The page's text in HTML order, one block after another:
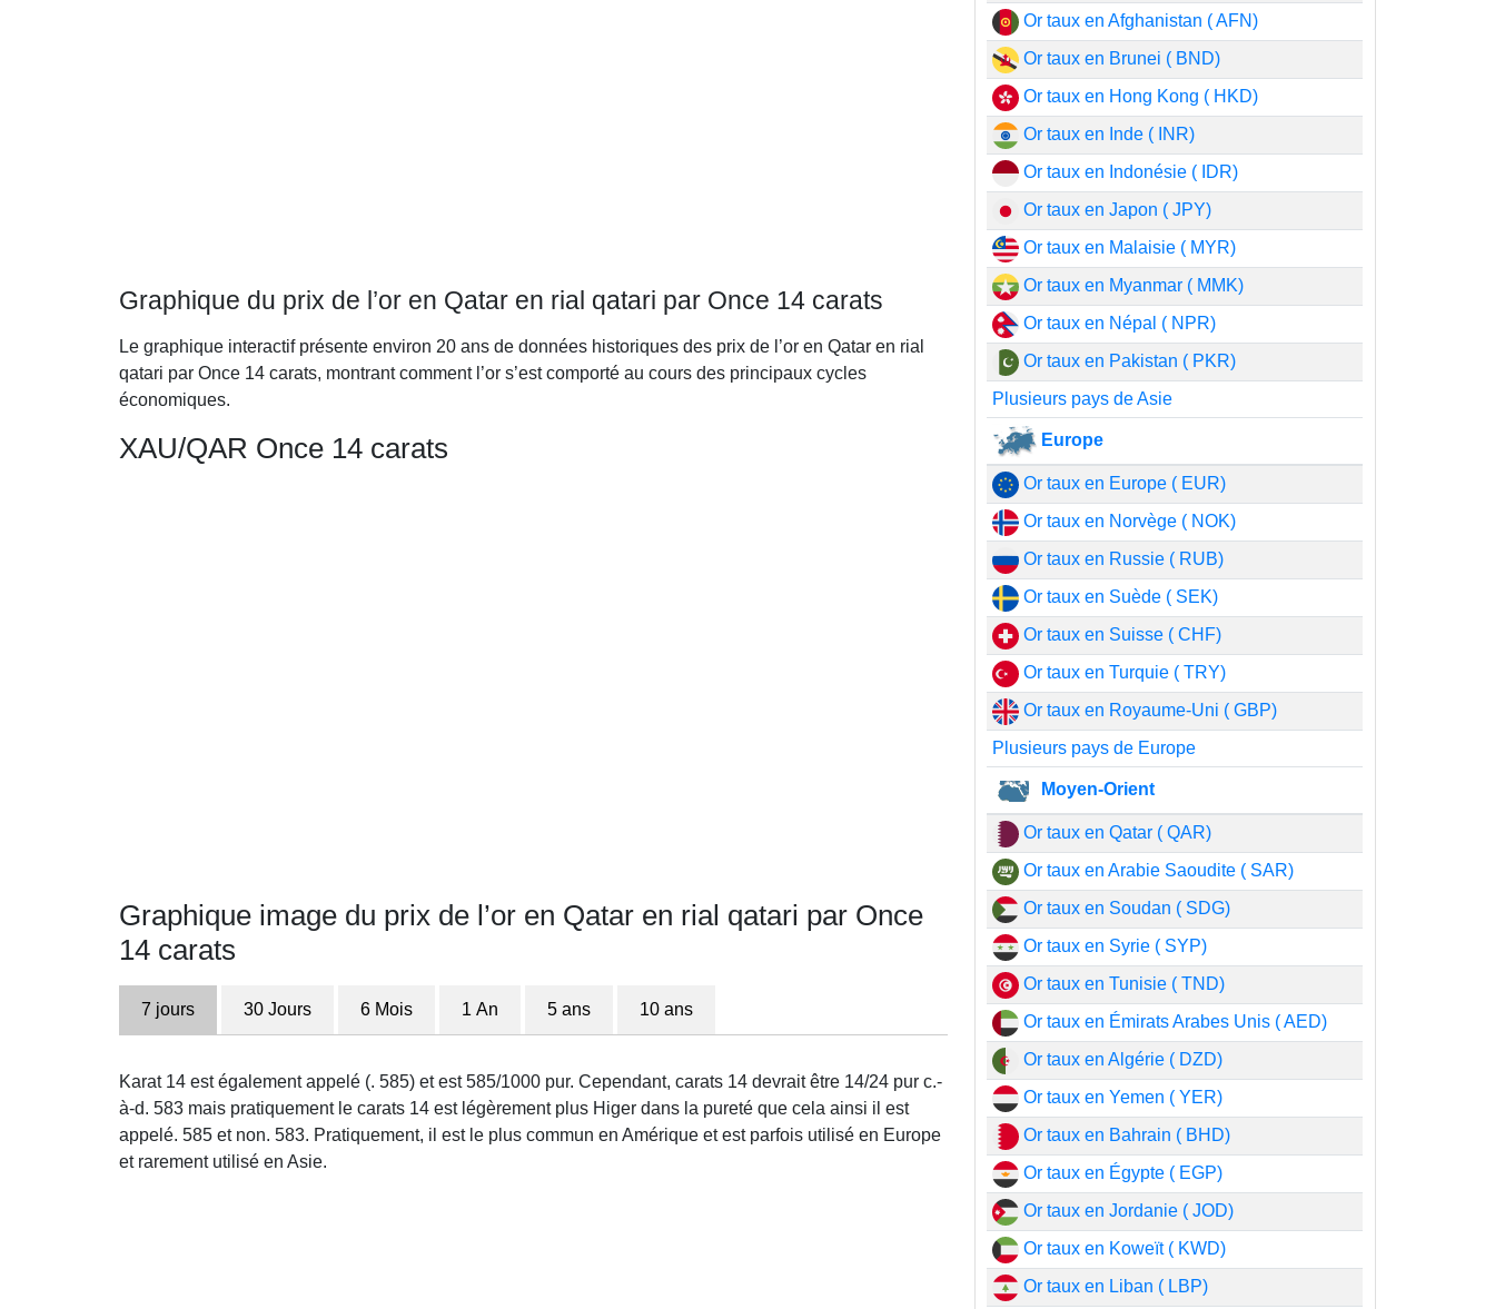
Graphique du prix de l’or en Qatar en rial qatari par Once 14 carats
Le graphique interactif présente environ 20 ans de données historiques des prix de l’or en Qatar en rial
qatari par Once 14 carats, montrant comment l’or s’est comporté au cours des principaux cycles
économiques.
XAU/QAR Once 14 carats
Graphique image du prix de l’or en Qatar en rial qatari par Once
14 carats
7 jours 30 Jours 6 Mois 1 An 5 ans 10 ans
Karat 14 est également appelé (. 585) et est 585/1000 pur. Cependant, carats 14 devrait être 14/24 pur c.-
à-d. 583 mais pratiquement le carats 14 est légèrement plus Higer dans la pureté que cela ainsi il est
appelé. 585 et non. 583. Pratiquement, il est le plus commun en Amérique et est parfois utilisé en Europe
et rarement utilisé en Asie.
Or taux en Afghanistan ( AFN)
Or taux en Brunei ( BND)
Or taux en Hong Kong ( HKD)
Or taux en Inde ( INR)
Or taux en Indonésie ( IDR)
Or taux en Japon ( JPY)
Or taux en Malaisie ( MYR)
Or taux en Myanmar ( MMK)
Or taux en Népal ( NPR)
Or taux en Pakistan ( PKR)
Plusieurs pays de Asie
Europe
Or taux en Europe ( EUR)
Or taux en Norvège ( NOK)
Or taux en Russie ( RUB)
Or taux en Suède ( SEK)
Or taux en Suisse ( CHF)
Or taux en Turquie ( TRY)
Or taux en Royaume-Uni ( GBP)
Plusieurs pays de Europe
Moyen-Orient
Or taux en Qatar ( QAR)
Or taux en Arabie Saoudite ( SAR)
Or taux en Soudan ( SDG)
Or taux en Syrie ( SYP)
Or taux en Tunisie ( TND)
Or taux en Émirats Arabes Unis ( AED)
Or taux en Algérie ( DZD)
Or taux en Yemen ( YER)
Or taux en Bahrain ( BHD)
Or taux en Égypte ( EGP)
Or taux en Jordanie ( JOD)
Or taux en Koweït ( KWD)
Or taux en Liban ( LBP)